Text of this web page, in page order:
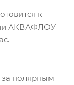
к
АКВАФЛОУ
полярным